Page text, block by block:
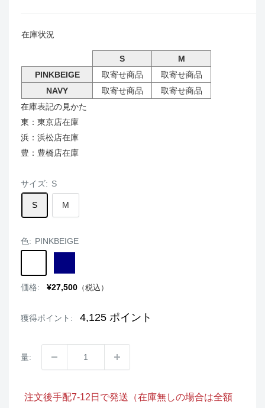
在庫状況
S
M
PINKBEIGE
取寄せ商品
取寄せ商品
NAVY
取寄せ商品
取寄せ商品
在庫表記の見かた
東：東京店在庫
浜：浜松店在庫
豊：豊橋店在庫
サイズ: S
S M
色: PINKBEIGE
価格:
販
¥27,500 （税込）
獲得ポイント: 4,125 ポイント
量:
注文後手配7-12日で発送（在庫無しの場合は全額